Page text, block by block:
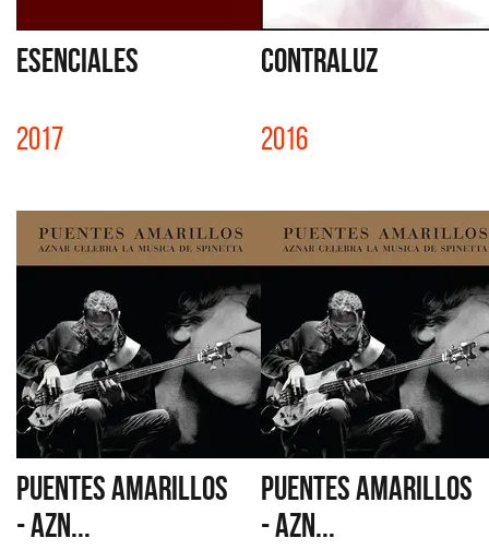
ESENCIALES
2017
CONTRALUZ
2016
PUENTES AMARILLOS
- AZN...
PUENTES AMARILLOS
- AZN...